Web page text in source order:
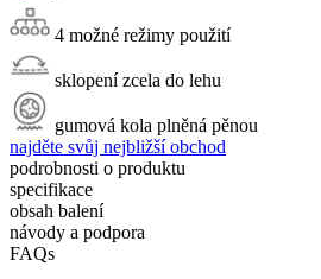
4 možné režimy použití
sklopení zcela do lehu
gumová kola plněná pěnou
najděte svůj nejbližší obchod
podrobnosti o produktu
specifikace
obsah balení
návody a podpora
FAQs